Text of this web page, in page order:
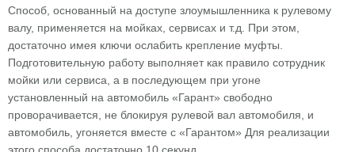
Способ, основанный на доступе злоумышленника к рулевому
валу, применяется на мойках, сервисах и т.д. При этом,
достаточно имея ключи ослабить крепление муфты.
Подготовительную работу выполняет как правило сотрудник
мойки или сервиса, а в последующем при угоне
установленный на автомобиль «Гарант» свободно
проворачивается, не блокируя рулевой вал автомобиля, и
автомобиль, угоняется вместе с «Гарантом» Для реализации